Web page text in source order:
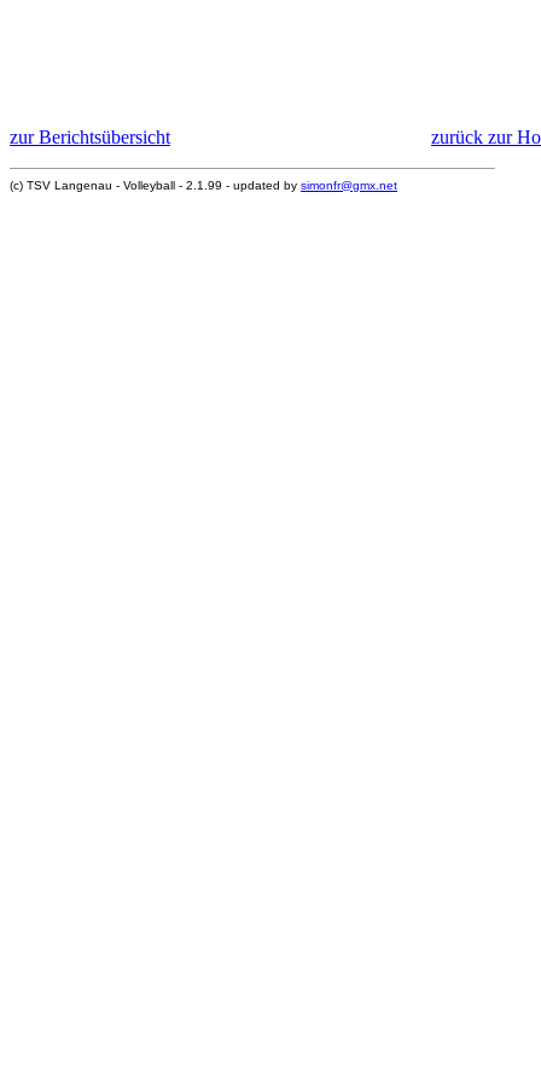
zur Berichtsübersicht zurück zur
(c) TSV Langenau - Volleyball - 2.1.99 - updated by simonfr@gmx.net